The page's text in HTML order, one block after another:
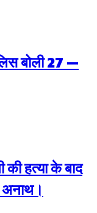
बोली 27 —
की हत्या के बाद
अनाथ।